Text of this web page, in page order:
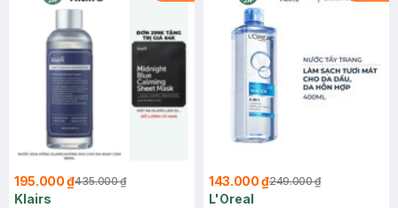
195.000 ₫435.000 ₫
Klairs
143.000 ₫249.000 ₫
L'Oreal